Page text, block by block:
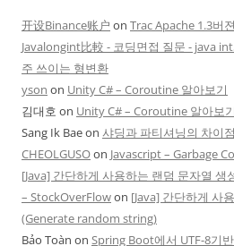
开设Binance账户 on Trac Apache 1.3버
Javalongint比較 - 코딩면접 질문 - java
주 쓰이는 형변환
yson on Unity C# – Coroutine 알아보기
김대호 on Unity C# – Coroutine 알아보기
Sang Ik Baeon 샤딩과 파티셔닝의 차이점
CHEOLGUSOon Javascript – Garbage
[Java] 간단하게 사용하는 랜덤 문자열
– StockOverFlowon [Java] 간단하게 사
(Generate random string)
Bảo Toàn on Spring Boot에서 UTF-8기